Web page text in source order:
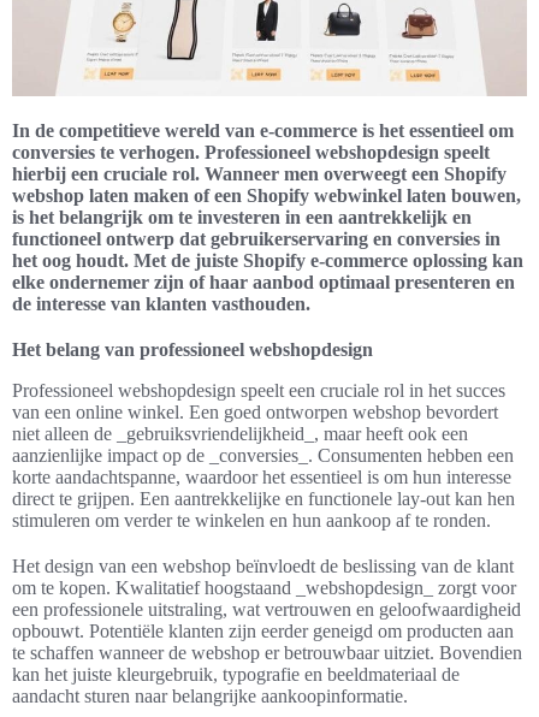
In de competitieve wereld van e-commerce is het essentieel om
conversies te verhogen. Professioneel webshopdesign speelt
hierbij een cruciale rol. Wanneer men overweegt een Shopify
webshop laten maken of een Shopify webwinkel laten bouwen,
is het belangrijk om te investeren in een aantrekkelijk en
functioneel ontwerp dat gebruikerservaring en conversies in
het oog houdt. Met de juiste Shopify e-commerce oplossing kan
elke ondernemer zijn of haar aanbod optimaal presenteren en
de interesse van klanten vasthouden.
Het belang van professioneel webshopdesign
Professioneel webshopdesign speelt een cruciale rol in het succes
van een online winkel. Een goed ontworpen webshop bevordert
niet alleen de _gebruiksvriendelijkheid_, maar heeft ook een
aanzienlijke impact op de _conversies_. Consumenten hebben een
korte aandachtspanne, waardoor het essentieel is om hun interesse
direct te grijpen. Een aantrekkelijke en functionele lay-out kan hen
stimuleren om verder te winkelen en hun aankoop af te ronden.
Het design van een webshop beïnvloedt de beslissing van de klant
om te kopen. Kwalitatief hoogstaand _webshopdesign_ zorgt voor
een professionele uitstraling, wat vertrouwen en geloofwaardigheid
opbouwt. Potentiële klanten zijn eerder geneigd om producten aan
te schaffen wanneer de webshop er betrouwbaar uitziet. Bovendien
kan het juiste kleurgebruik, typografie en beeldmateriaal de
aandacht sturen naar belangrijke aankoopinformatie.